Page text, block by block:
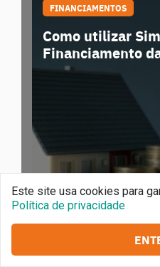
FINANCIAMENTOS
Como utilizar
Financiamento
Por Redação Programa MCMV
Este site usa cookies para
Política de privacidade